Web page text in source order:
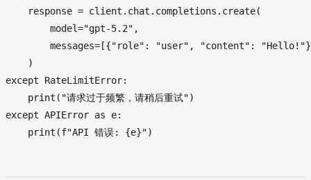
    response = client.chat.completions.create(
        model=
"gpt-5.2" ,
        messages=[{
"role" : "user" , "content" : "Hello!"
except RateLimitError:
print ( "请求过于频繁，请稍后重试"
except APIError as e:
print (f"API 错误: {e}"